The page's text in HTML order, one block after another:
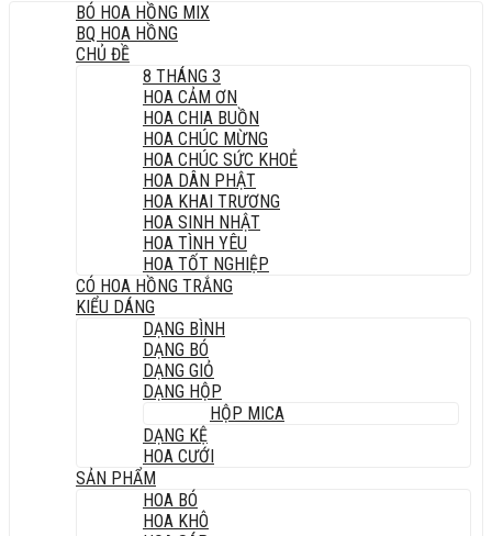
BÓ HOA HỒNG MIX
BQ HOA HỒNG
CHỦ ĐỀ
8 THÁNG 3
HOA CẢM ƠN
HOA CHIA BUỒN
HOA CHÚC MỪNG
HOA CHÚC SỨC KHOẺ
HOA DÂN PHẬT
HOA KHAI TRƯƠNG
HOA SINH NHẬT
HOA TÌNH YÊU
HOA TỐT NGHIỆP
CÓ HOA HỒNG TRẮNG
KIỂU DÁNG
DẠNG BÌNH
DẠNG BÓ
DẠNG GIỎ
DẠNG HỘP
HỘP MICA
DẠNG KỆ
HOA CƯỚI
SẢN PHẨM
HOA BÓ
HOA KHÔ